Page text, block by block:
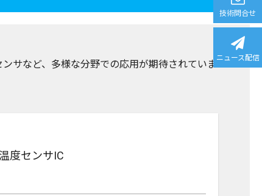
技術問合せ
ニュース配信
サなど、多様な分野での応用が期待されていま
度センサIC